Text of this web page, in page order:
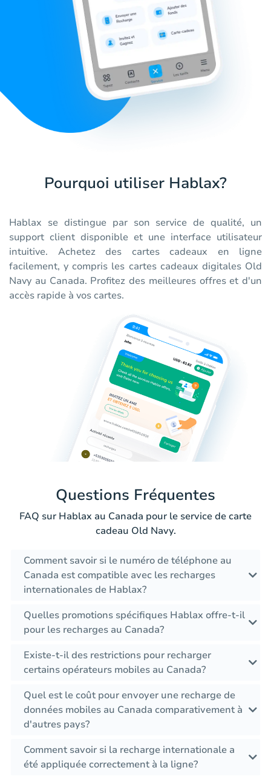
Pourquoi utiliser Hablax?
Hablax se distingue par son service de qualité, un
support client disponible et une interface utilisateur
intuitive. Achetez des cartes cadeaux en ligne
facilement, y compris les cartes cadeaux digitales Old
Navy au Canada. Profitez des meilleures offres et d'un
accès rapide à vos cartes.
Questions Fréquentes
FAQ sur Hablax au Canada pour le service de carte
cadeau Old Navy.
Comment savoir si le numéro de téléphone au
Canada est compatible avec les recharges
internationales de Hablax?
Quelles promotions spécifiques Hablax offre-t-il
pour les recharges au Canada?
Existe-t-il des restrictions pour recharger
certains opérateurs mobiles au Canada?
Quel est le coût pour envoyer une recharge de
données mobiles au Canada comparativement à
d'autres pays?
Comment savoir si la recharge internationale a
été appliquée correctement à la ligne?